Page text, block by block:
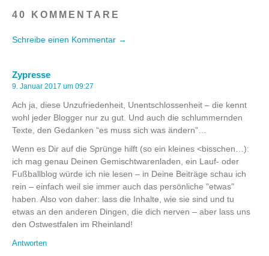
40 KOMMENTARE
Schreibe einen Kommentar →
Zypresse
9. Januar 2017 um 09:27
Ach ja, diese Unzufriedenheit, Unentschlossenheit – die kennt
wohl jeder Blogger nur zu gut. Und auch die schlummernden
Texte, den Gedanken “es muss sich was ändern”…
Wenn es Dir auf die Sprünge hilft (so ein kleines <bisschen…):
ich mag genau Deinen Gemischtwarenladen, ein Lauf- oder
Fußballblog würde ich nie lesen – in Deine Beiträge schau ich
rein – einfach weil sie immer auch das persönliche "etwas"
haben. Also von daher: lass die Inhalte, wie sie sind und tu
etwas an den anderen Dingen, die dich nerven – aber lass uns
den Ostwestfalen im Rheinland!
Antworten